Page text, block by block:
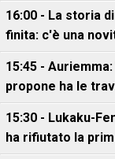
16:00 - La storia
finita: c'è una
15:45 -
propone ha le
15:30 - Lukaku-
ha rifiutato la